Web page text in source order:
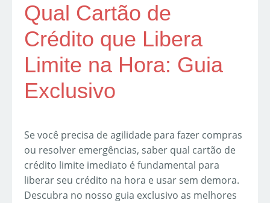
Qual Cartão de
Crédito que Libera
Limite na Hora: Guia
Exclusivo
Se você precisa de agilidade para fazer compras
ou resolver emergências, saber qual cartão de
crédito limite imediato é fundamental para
liberar seu crédito na hora e usar sem demora.
Descubra no nosso guia exclusivo as melhores